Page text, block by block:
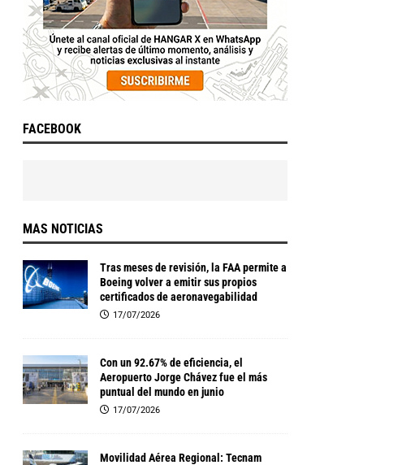
FACEBOOK
MAS NOTICIAS
Tras meses de revisión, la FAA permite a
Boeing volver a emitir sus propios
certificados de aeronavegabilidad
17/07/2026
Con un 92.67% de eficiencia, el
Aeropuerto Jorge Chávez fue el más
puntual del mundo en junio
17/07/2026
Movilidad Aérea Regional: Tecnam